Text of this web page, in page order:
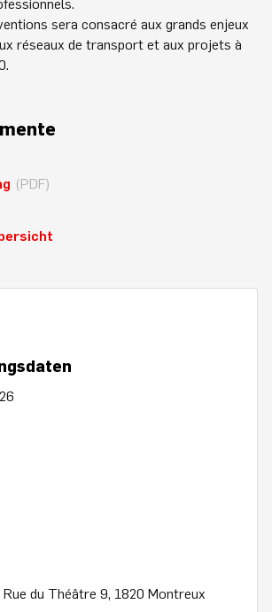
sera consacré aux grands enjeux
réseaux de transport et aux projets à
(PDF)
du Théâtre 9, 1820 Montreux